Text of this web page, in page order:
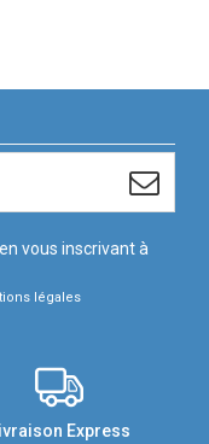
vous inscrivant à
légales
Express